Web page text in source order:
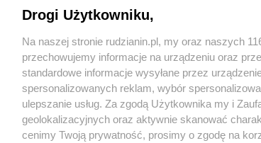
REKLAMA
Drogi Użytkowniku,
Na naszej stronie rudzianin.pl, my oraz naszych
przechowujemy informacje na urządzeniu oraz
standardowe informacje wysyłane przez
spersonalizowanych reklam, wybór
ulepszanie usług. Za zgodą Użytkownika my i
geolokalizacyjnych oraz aktywnie skanować
cenimy Twoją prywatność, prosimy o zgodę na